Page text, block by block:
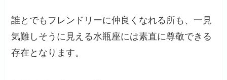
誰とでもフレンドリーに仲良くなれる所も、一見
気難しそうに見える水瓶座には素直に尊敬できる
存在となります。